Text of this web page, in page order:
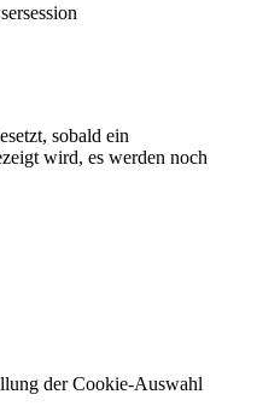
sobald ein
wird, es werden noch
der Cookie-Auswahl